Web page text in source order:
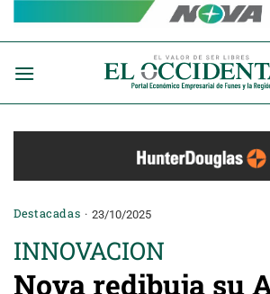
Destacadas 23/10/2025
INNOVACION
Nova redibuja su